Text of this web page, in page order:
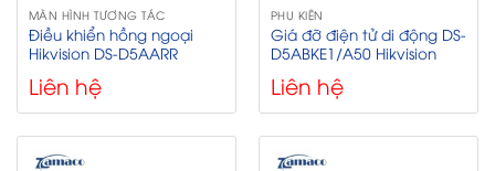
MÀN HÌNH TƯƠNG TÁC
Điều khiển hồng ngoại
Hikvision DS‑D5AARR
Liên hệ
PHỤ KIỆN
Giá đỡ điện tử di động DS-
D5ABKE1/A50 Hikvision
Liên hệ